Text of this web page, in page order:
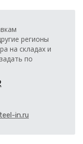
регионы
на складах и
по
in.ru